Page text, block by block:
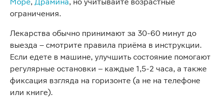
ограничения.
Лекарства обычно принимают за 30-60 минут до
выезда – смотрите правила приёма в инструкции.
Если едете в машине, улучшить состояние помогают
регулярные остановки – каждые 1,5-2 часа, а также
фиксация взгляда на горизонте (а не на телефоне
или книге).